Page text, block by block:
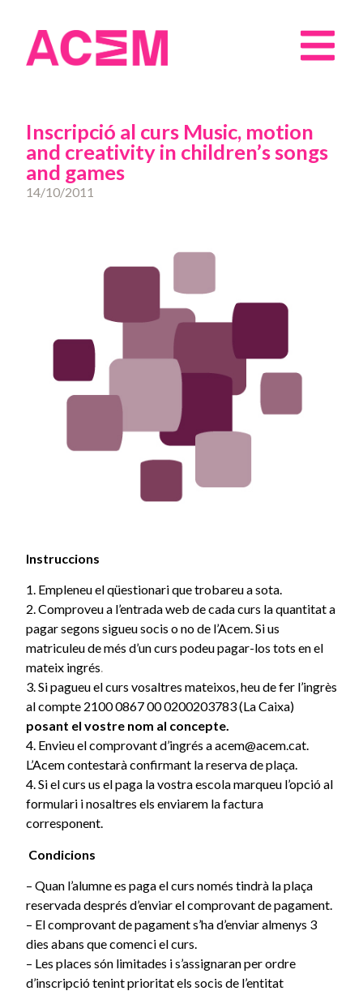
Inscripció al curs Music, motion
and creativity in children’s songs
and games
14/10/2011
Instruccions
1. Empleneu el qüestionari que trobareu a sota.
2. Comproveu a l’entrada web de cada curs la quantitat a
pagar segons sigueu socis o no de l’Acem. Si us
matriculeu de més d’un curs podeu pagar-los tots en el
mateix ingrés.
3. Si pagueu el curs vosaltres mateixos, heu de fer l’ingrès
al compte 2100 0867 00 0200203783 (La Caixa)
posant el vostre nom al concepte.
4. Envieu el comprovant d’ingrés a acem@acem.cat.
L’Acem contestarà confirmant la reserva de plaça.
4. Si el curs us el paga la vostra escola marqueu l’opció al
formulari i nosaltres els enviarem la factura
corresponent.
Condicions
– Quan l’alumne es paga el curs només tindrà la plaça
reservada després d’enviar el comprovant de pagament.
– El comprovant de pagament s’ha d’enviar almenys 3
dies abans que comenci el curs.
– Les places són limitades i s’assignaran per ordre
d’inscripció tenint prioritat els socis de l’entitat